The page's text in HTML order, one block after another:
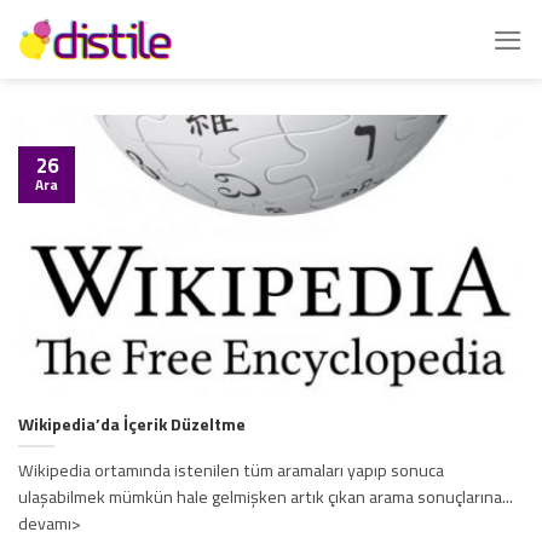
İçeriğe
atla
Wikipedia’da İçerik Düzeltme
Wikipedia ortamında istenilen tüm aramaları yapıp sonuca
ulaşabilmek mümkün hale gelmişken artık çıkan arama sonuçlarına...
devamı>
26
Ara